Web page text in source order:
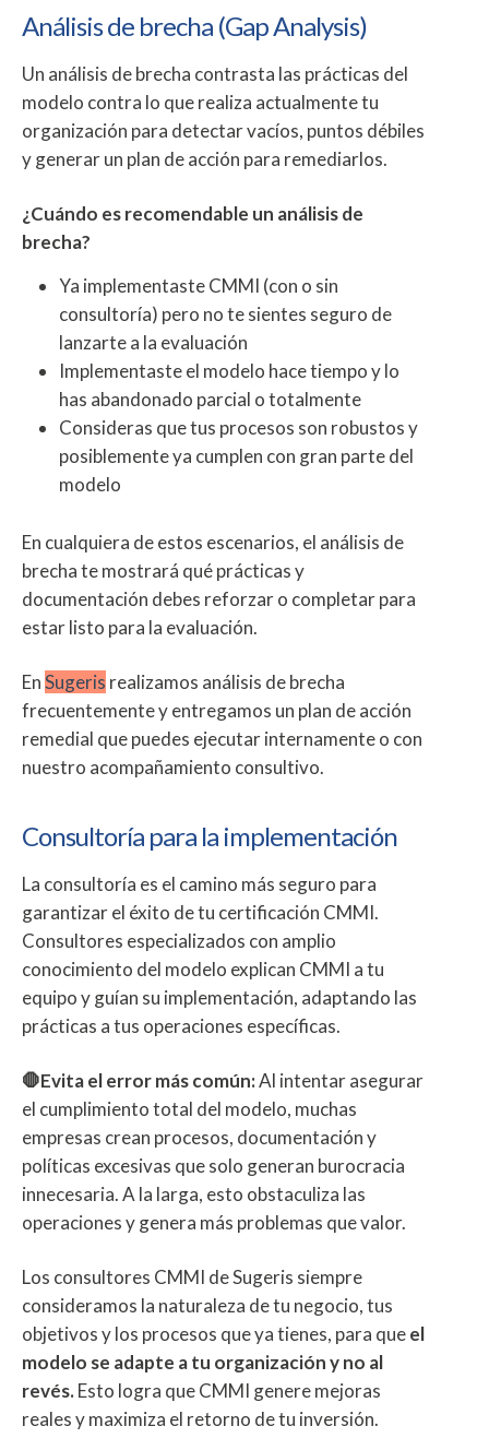
Análisis de brecha (Gap Analysis)
Un análisis de brecha contrasta las prácticas del
modelo contra lo que realiza actualmente tu
organización para detectar vacíos, puntos débiles
y generar un plan de acción para remediarlos.
¿Cuándo es recomendable un análisis de
brecha?
Ya implementaste CMMI (con o sin
consultoría) pero no te sientes seguro de
lanzarte a la evaluación
Implementaste el modelo hace tiempo y lo
has abandonado parcial o totalmente
Consideras que tus procesos son robustos y
posiblemente ya cumplen con gran parte del
modelo
En cualquiera de estos escenarios, el análisis de
brecha te mostrará qué prácticas y
documentación debes reforzar o completar para
estar listo para la evaluación.
EnSugeris realizamos análisis de brecha
frecuentemente y entregamos un plan de acción
remedial que puedes ejecutar internamente o con
nuestro acompañamiento consultivo.
Consultoría para la implementación
La consultoría es el camino más seguro para
garantizar el éxito de tu certificación CMMI.
Consultores especializados con amplio
conocimiento del modelo explican CMMI a tu
equipo y guían su implementación, adaptando las
prácticas a tus operaciones específicas.
🛑Evita el error más común:Al intentar asegurar
el cumplimiento total del modelo, muchas
empresas crean procesos, documentación y
políticas excesivas que solo generan burocracia
innecesaria. A la larga, esto obstaculiza las
operaciones y genera más problemas que valor.
Los consultores CMMI de Sugeris siempre
consideramos la naturaleza de tu negocio, tus
objetivos y los procesos que ya tienes, para queel
modelo se adapte a tu organización y no al
revés.Esto logra que CMMI genere mejoras
reales y maximiza el retorno de tu inversión.